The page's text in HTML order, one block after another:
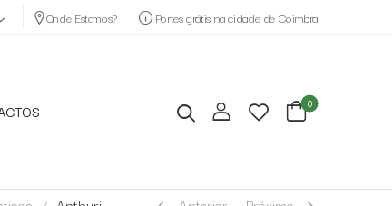
Onde Estamos? Portes grátis na cidade de Coimbra
0